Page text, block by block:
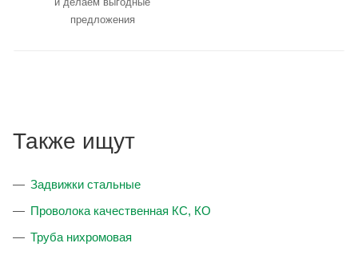
предложения
Также ищут
Задвижки стальные
Проволока качественная КС, КО
Труба нихромовая